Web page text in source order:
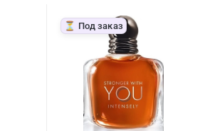
⏳ Под заказ